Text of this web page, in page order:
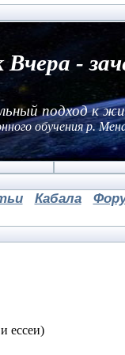
Вчера -
подход к
обучения р.
Кабала
ессеи)